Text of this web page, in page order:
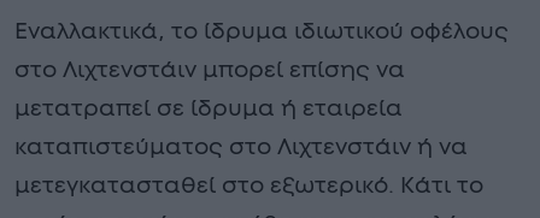
Εναλλακτικά, το ίδρυμα ιδιωτικού οφέλους
στο Λιχτενστάιν μπορεί επίσης να
μετατραπεί σε ίδρυμα ή εταιρεία
καταπιστεύματος στο Λιχτενστάιν ή να
μετεγκατασταθεί στο εξωτερικό. Κάτι το